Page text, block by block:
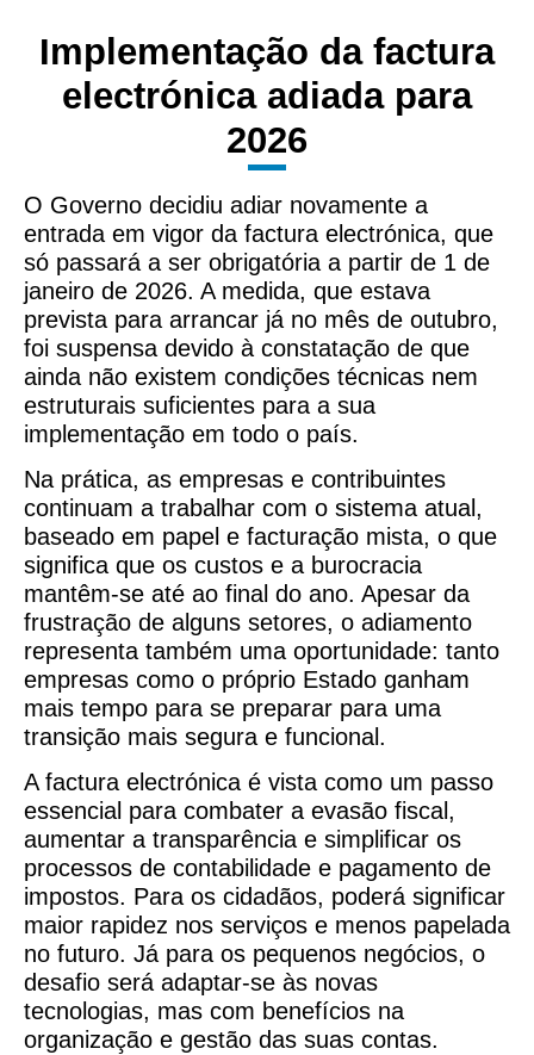
Implementação da factura
electrónica adiada para
2026
O Governo decidiu adiar novamente a
entrada em vigor da factura electrónica, que
só passará a ser obrigatória a partir de 1 de
janeiro de 2026. A medida, que estava
prevista para arrancar já no mês de outubro,
foi suspensa devido à constatação de que
ainda não existem condições técnicas nem
estruturais suficientes para a sua
implementação em todo o país.
Na prática, as empresas e contribuintes
continuam a trabalhar com o sistema atual,
baseado em papel e facturação mista, o que
significa que os custos e a burocracia
mantêm-se até ao final do ano. Apesar da
frustração de alguns setores, o adiamento
representa também uma oportunidade: tanto
empresas como o próprio Estado ganham
mais tempo para se preparar para uma
transição mais segura e funcional.
A factura electrónica é vista como um passo
essencial para combater a evasão fiscal,
aumentar a transparência e simplificar os
processos de contabilidade e pagamento de
impostos. Para os cidadãos, poderá significar
maior rapidez nos serviços e menos papelada
no futuro. Já para os pequenos negócios, o
desafio será adaptar-se às novas
tecnologias, mas com benefícios na
organização e gestão das suas contas.